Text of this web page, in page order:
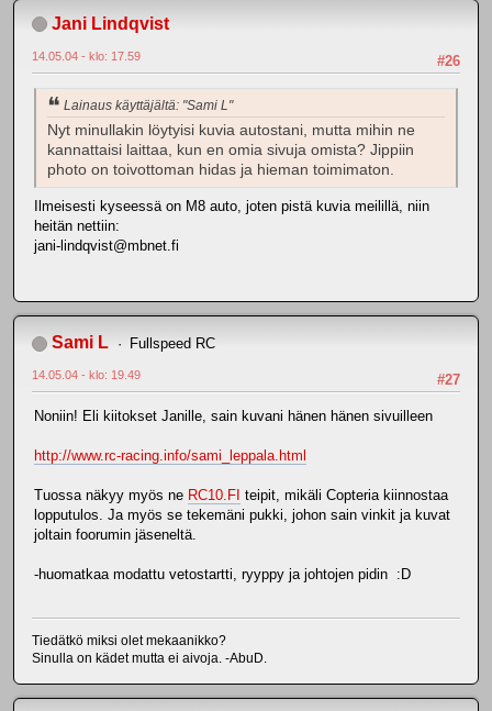
Jani Lindqvist
#26
14.05.04 - klo: 17.59
Lainaus käyttäjältä: "Sami L"
Nyt minullakin löytyisi kuvia autostani, mutta mihin ne
kannattaisi laittaa, kun en omia sivuja omista? Jippiin
photo on toivottoman hidas ja hieman toimimaton.
Ilmeisesti kyseessä on M8 auto, joten pistä kuvia meilillä, niin
heitän nettiin:
jani-lindqvist@mbnet.fi
Sami L Fullspeed RC
#27
14.05.04 - klo: 19.49
Noniin! Eli kiitokset Janille, sain kuvani hänen hänen sivuilleen
http://www.rc-racing.info/sami_leppala.html
Tuossa näkyy myös ne RC10.FI teipit, mikäli Copteria kiinnostaa
lopputulos. Ja myös se tekemäni pukki, johon sain vinkit ja kuvat
joltain foorumin jäseneltä.
-huomatkaa modattu vetostartti, ryyppy ja johtojen pidin :D
Tiedätkö miksi olet mekaanikko?
Sinulla on kädet mutta ei aivoja. -AbuD.